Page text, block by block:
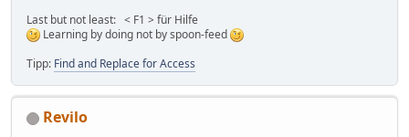
Last but not least: < F1 > für Hilfe
Learning by doing not by spoon-feed
Tipp: Find and Replace for Access
Revilo